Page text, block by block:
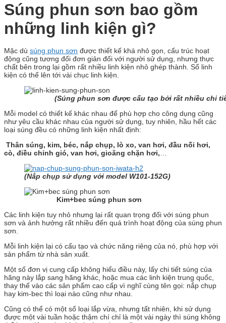
Súng phun sơn bao gồm
những linh kiện gì?
Mặc dù súng phun sơn được thiết kế khá nhỏ gọn, cấu trúc hoạt
động cũng tương đối đơn giản đối với người sử dụng, nhưng thực
chất bên trong lại gồm rất nhiều linh kiện nhỏ ghép thành. Số linh
kiện có thể lên tới vài chục linh kiện.
(Súng phun sơn được cấu tạo bởi rất nhiều chi
Mỗi model có thiết kế khác nhau để phù hợp cho công dụng cũng
như yêu cầu khác nhau của người sử dụng, tuy nhiên, hầu hết các
loại súng đều có những linh kiện nhất định:
Thân súng, kim, béc, nắp chụp, lò xo, van hơi, đầu nối hơi,
cò, điều chỉnh gió, van hơi, gioăng chặn hơi,
(Nắp chụp sử dụng với model W101-152G)
Kim+bec súng phun sơn
Các linh kiện tuy nhỏ nhưng lại rất quan trọng đối với súng phun
sơn và ảnh hưởng rất nhiều đến quá trình hoạt động của súng phun
sơn.
Mỗi linh kiện lại có cấu tạo và chức năng riêng của nó, phù hợp với
sản phẩm từ nhà sản xuất.
Một số đơn vị cung cấp không hiểu điều này, lấy chi tiết súng của
hãng này lắp sang hãng khác, hoặc mua các linh kiện trung quốc,
thay thế vào các sản phẩm cao cấp vì nghĩ cùng tên gọi: nắp chụp
hay kim-bec thì loại nào cũng như nhau.
Cũng có thể có một số loại lắp vừa, nhưng tất nhiên, khi sử dụng
được một vài tuần hoặc thậm chí chỉ là một vài ngày thì súng không